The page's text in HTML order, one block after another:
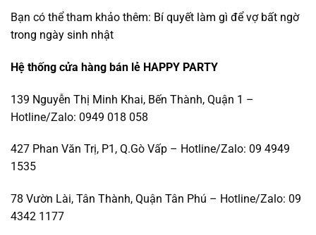
Bạn có thể tham khảo thêm: Bí quyết làm gì để vợ bất ngờ
trong ngày sinh nhật
Hệ thống cửa hàng bán lẻ HAPPY PARTY
139 Nguyễn Thị Minh Khai, Bến Thành, Quận 1 –
Hotline/Zalo: 0949 018 058
427 Phan Văn Trị, P1, Q.Gò Vấp – Hotline/Zalo: 09 4949
1535
78 Vườn Lài, Tân Thành, Quận Tân Phú – Hotline/Zalo: 09
4342 1177